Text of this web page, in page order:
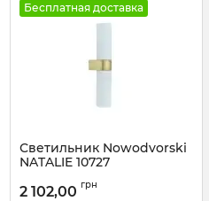
Бесплатная доставка
Светильник Nowodvorski
NATALIE 10727
2 102,00 грн